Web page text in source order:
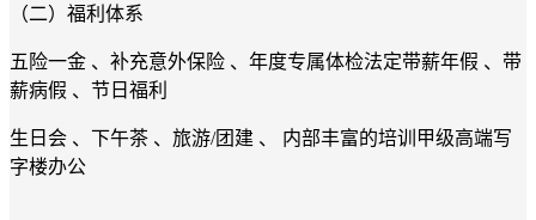
（二）福利体系
五险一金 、补充意外保险 、年度专属体检法定带薪年假 、带
薪病假 、节日福利
生日会 、下午茶 、旅游/团建 、 内部丰富的培训甲级高端写
字楼办公